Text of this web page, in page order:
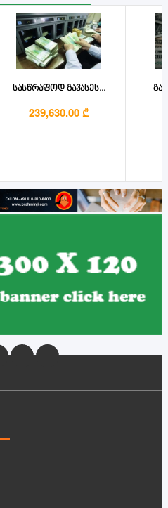
სასწრაფოდ გავასეს...
239,630.00 ₾